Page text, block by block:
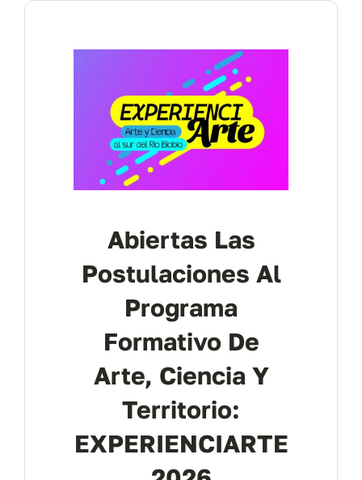
Abiertas Las
Postulaciones Al
Programa
Formativo De
Arte, Ciencia Y
Territorio:
EXPERIENCIARTE